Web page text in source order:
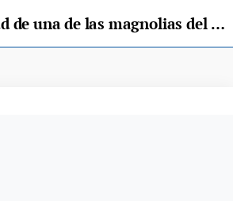
Preocupa la salud de una de las magnolias del Parque de Cangas de Onís